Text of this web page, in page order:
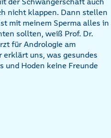
nicht klappen. Dann stellen
mit meinem Sperma alles in
sollten, weiß Prof. Dr.
für Andrologie am
uns, was gesundes
und Hoden keine Freunde